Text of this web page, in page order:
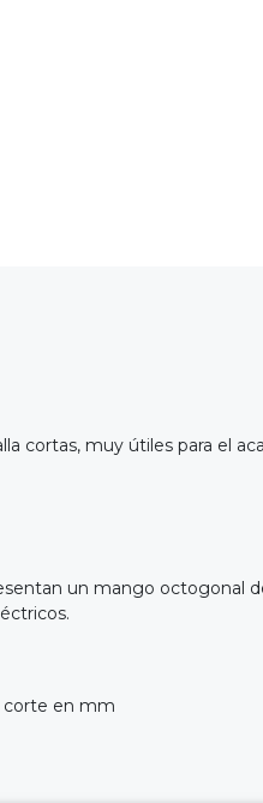
cortas, muy útiles para el
un mango octogonal
corte en mm